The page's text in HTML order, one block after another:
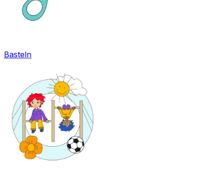
Basteln